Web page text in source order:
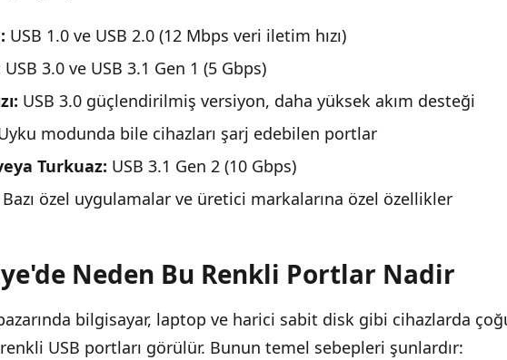
USB 1.0 ve USB 2.0 (12 Mbps veri iletim hızı)
USB 3.0 ve USB 3.1 Gen 1 (5 Gbps)
USB 3.0 güçlendirilmiş versiyon, daha yüksek akım desteği
modunda bile cihazları şarj edebilen portlar
Turkuaz: USB 3.1 Gen 2 (10 Gbps)
Bazı özel uygulamalar ve üretici markalarına özel özellikler
Neden Bu Renkli Portlar Nadir
bilgisayar, laptop ve harici sabit disk gibi cihazlarda
USB portları görülür. Bunun temel sebepleri şunlardır: